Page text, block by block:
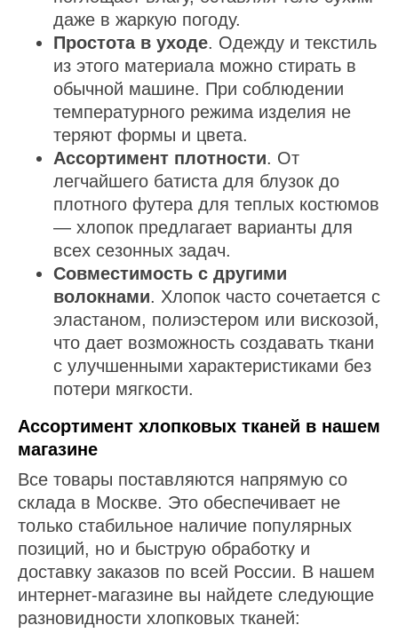
даже в жаркую погоду.
Простота в уходе. Одежду и текстиль
из этого материала можно стирать в
обычной машине. При соблюдении
температурного режима изделия не
теряют формы и цвета.
Ассортимент плотности. От
легчайшего батиста для блузок до
плотного футера для теплых костюмов
— хлопок предлагает варианты для
всех сезонных задач.
Совместимость с другими
волокнами. Хлопок часто сочетается с
эластаном, полиэстером или вискозой,
что дает возможность создавать ткани
с улучшенными характеристиками без
потери мягкости.
Ассортимент хлопковых тканей в нашем
магазине
Все товары поставляются напрямую со
склада в Москве. Это обеспечивает не
только стабильное наличие популярных
позиций, но и быструю обработку и
доставку заказов по всей России. В нашем
интернет-магазине вы найдете следующие
разновидности хлопковых тканей: